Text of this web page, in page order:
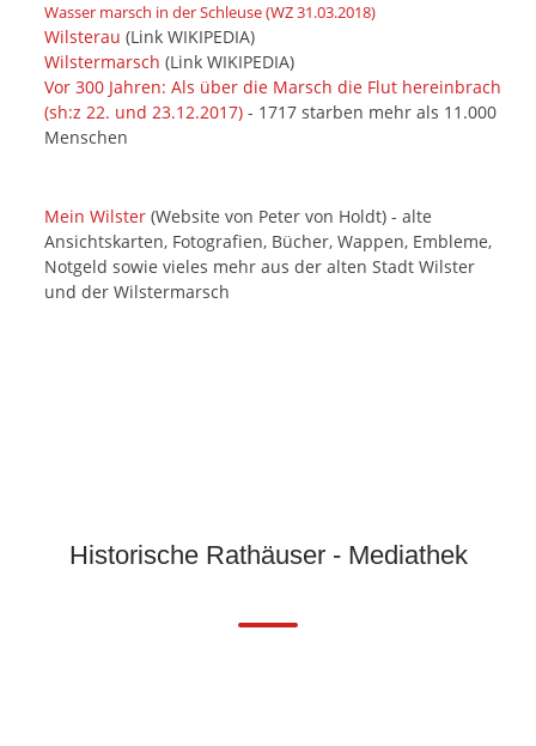
Wasser marsch in der Schleuse (WZ 31.03.2018)
Wilsterau (Link WIKIPEDIA)
Wilstermarsch (Link WIKIPEDIA)
Vor 300 Jahren: Als über die Marsch die Flut hereinbrach
(sh:z 22. und 23.12.2017) - 1717 starben mehr als 11.000
Menschen
Mein Wilster (Website von Peter von Holdt) - alte
Ansichtskarten, Fotografien, Bücher, Wappen, Embleme,
Notgeld sowie vieles mehr aus der alten Stadt Wilster
und der Wilstermarsch
Historische Rathäuser - Mediathek